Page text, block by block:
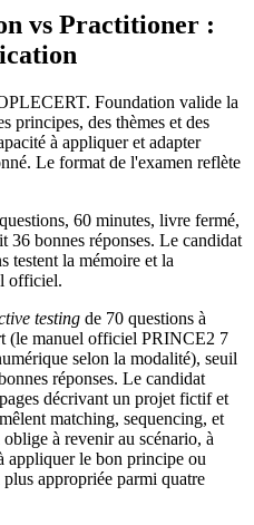
vs Practitioner :
Foundation valide la
principes, des thèmes et des
à appliquer et adapter
Le format de l'examen reflète
60 minutes, livre fermé,
36 bonnes réponses. Le candidat
testent la mémoire et la
officiel.
testing de 70 questions à
(le manuel officiel PRINCE2 7
selon la modalité), seuil
réponses. Le candidat
décrivant un projet fictif et
matching, sequencing, et
à revenir au scénario, à
appliquer le bon principe ou
appropriée parmi quatre